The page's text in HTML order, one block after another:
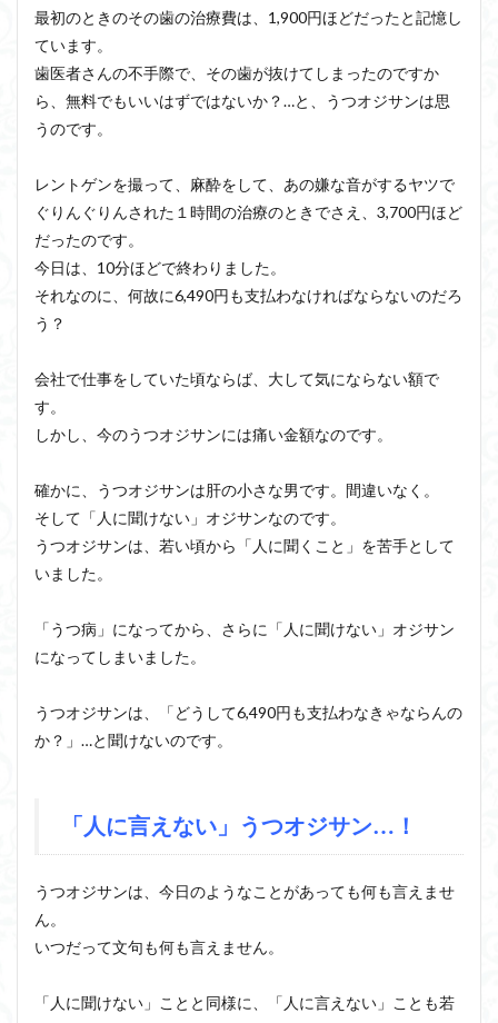
最初のときのその歯の治療費は、1,900円ほどだったと記憶し
ています。
歯医者さんの不手際で、その歯が抜けてしまったのですか
ら、無料でもいいはずではないか？…と、うつオジサンは思
うのです。
レントゲンを撮って、麻酔をして、あの嫌な音がするヤツで
ぐりんぐりんされた１時間の治療のときでさえ、3,700円ほど
だったのです。
今日は、10分ほどで終わりました。
それなのに、何故に6,490円も支払わなければならないのだろ
う？
会社で仕事をしていた頃ならば、大して気にならない額で
す。
しかし、今のうつオジサンには痛い金額なのです。
確かに、うつオジサンは肝の小さな男です。間違いなく。
そして「人に聞けない」オジサンなのです。
うつオジサンは、若い頃から「人に聞くこと」を苦手として
いました。
「うつ病」になってから、さらに「人に聞けない」オジサン
になってしまいました。
うつオジサンは、「どうして6,490円も支払わなきゃならんの
か？」…と聞けないのです。
「人に言えない」うつオジサン…！
うつオジサンは、今日のようなことがあっても何も言えませ
ん。
いつだって文句も何も言えません。
「人に聞けない」ことと同様に、「人に言えない」ことも若